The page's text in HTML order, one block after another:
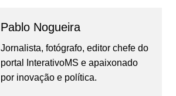
Pablo Nogueira
Jornalista, fotógrafo, editor chefe do
portal InterativoMS e apaixonado
por inovação e política.